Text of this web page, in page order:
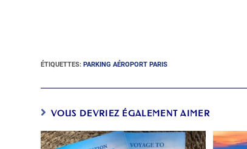
ÉTIQUETTES:PARKING AÉROPORT PARIS
VOUS DEVRIEZ ÉGALEMENT AIMER